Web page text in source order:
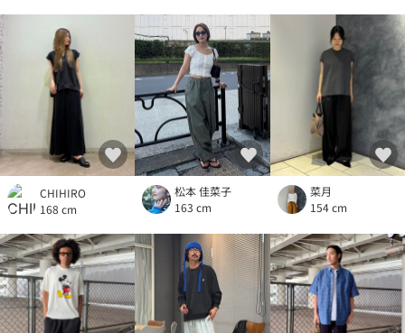
CHIHIRO
168 cm
松本 佳菜子
163 cm
菜月
154 cm